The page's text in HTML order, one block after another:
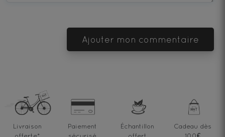
Ajouter mon commentaire
Livraison
Paiement
Échantillon
Cadeau dès